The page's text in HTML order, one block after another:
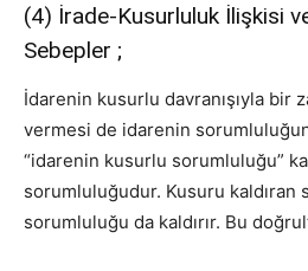
(4) İrade-Kusurluluk İlişkisi ve
Sebepler ;
İdarenin kusurlu davranışıyla bir
vermesi de idarenin
“idarenin kusurlu sorumluluğu”
sorumluluğudur. Kusuru kaldıran
sorumluluğu da kaldırır. Bu